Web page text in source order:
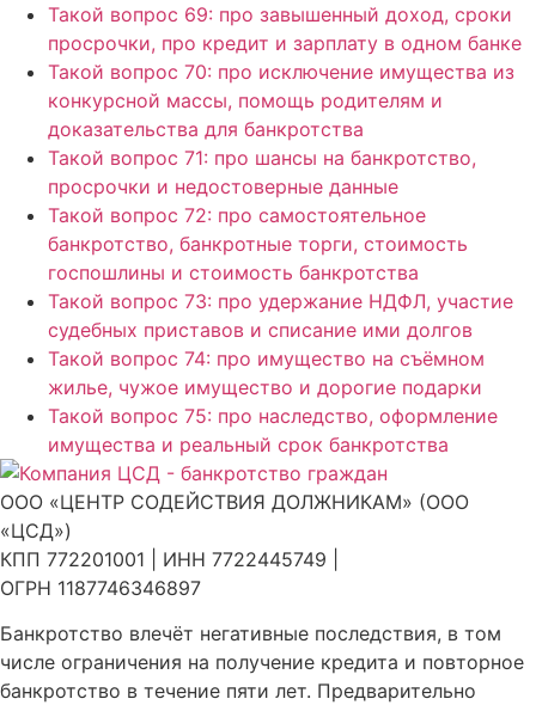
Такой вопрос 69: про завышенный доход, сроки
просрочки, про кредит и зарплату в одном банке
Такой вопрос 70: про исключение имущества из
конкурсной массы, помощь родителям и
доказательства для банкротства
Такой вопрос 71: про шансы на банкротство,
просрочки и недостоверные данные
Такой вопрос 72: про самостоятельное
банкротство, банкротные торги, стоимость
госпошлины и стоимость банкротства
Такой вопрос 73: про удержание НДФЛ, участие
судебных приставов и списание ими долгов
Такой вопрос 74: про имущество на съёмном
жилье, чужое имущество и дорогие подарки
Такой вопрос 75: про наследство, оформление
имущества и реальный срок банкротства
ООО «ЦЕНТР СОДЕЙСТВИЯ ДОЛЖНИКАМ» (ООО
«ЦСД»)
КПП 772201001 | ИНН 7722445749 |
ОГРН 1187746346897
Банкротство влечёт негативные последствия, в том
числе ограничения на получение кредита и повторное
банкротство в течение пяти лет. Предварительно